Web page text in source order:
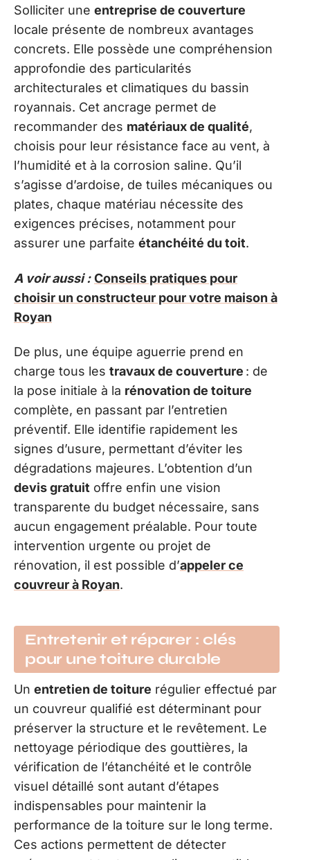
Solliciter une entreprise de couverture
locale présente de nombreux avantages
concrets. Elle possède une compréhension
approfondie des particularités
architecturales et climatiques du bassin
royannais. Cet ancrage permet de
recommander des matériaux de qualité,
choisis pour leur résistance face au vent, à
l’humidité et à la corrosion saline. Qu’il
s’agisse d’ardoise, de tuiles mécaniques ou
plates, chaque matériau nécessite des
exigences précises, notamment pour
assurer une parfaite étanchéité du toit.
A voir aussi : Conseils pratiques pour
choisir un constructeur pour votre maison à
Royan
De plus, une équipe aguerrie prend en
charge tous les travaux de couverture : de
la pose initiale à la rénovation de toiture
complète, en passant par l’entretien
préventif. Elle identifie rapidement les
signes d’usure, permettant d’éviter les
dégradations majeures. L’obtention d’un
devis gratuit offre enfin une vision
transparente du budget nécessaire, sans
aucun engagement préalable. Pour toute
intervention urgente ou projet de
rénovation, il est possible d’appeler ce
couvreur à Royan.
Entretenir et réparer : clés
pour une toiture durable
Un entretien de toiture régulier effectué par
un couvreur qualifié est déterminant pour
préserver la structure et le revêtement. Le
nettoyage périodique des gouttières, la
vérification de l’étanchéité et le contrôle
visuel détaillé sont autant d’étapes
indispensables pour maintenir la
performance de la toiture sur le long terme.
Ces actions permettent de détecter